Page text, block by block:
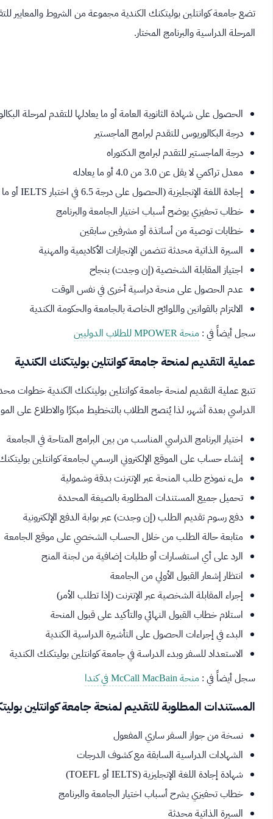
تضع جامعة كوانتلين بوليتكنك الكندية مجموعة من الشروط
المرحلة الدراسية والبرنامج المختار.
الحصول على شهادة الثانوية العامة أو ما يعادلها للتقدم لمرحلة
درجة البكالوريوس للتقدم لبرامج الماجستير
درجة الماجستير للتقدم لبرامج الدكتوراه
معدل تراكمي لا يقل عن 3.0 من 4.0 أو ما يعادله
إجادة اللغة الإنجليزية (الحصول على درجة 6.5 في اختبار IELTS أو ما يعادلها)
خطاب تحفيزي يوضح أسباب اختيار الجامعة والبرنامج
خطابات توصية من أساتذة أو مشرفين سابقين
السيرة الذاتية محدثة تتضمن الإنجازات الأكاديمية والمهنية
اجتياز المقابلة الشخصية (إن وجدت) بنجاح
عدم الحصول على منحة دراسية أخرى في نفس الوقت
الالتزام بالقوانين واللوائح الخاصة بالجامعة والحكومة الكندية
سجل أيضاً في : منحة MPOWER للطلاب الدوليين
عملية التقديم لمنحة جامعة كوانتلين بوليتكنك الكندية
تتبع عملية التقديم لمنحة جامعة كوانتلين بوليتكنك الكندية خطوات
الدراسي بعدة أشهر، لذا يُنصح الطلاب بالتخطيط مبكرًا والاطلاع على
اختيار البرنامج الدراسي المناسب من بين البرامج المتاحة في الجامعة
إنشاء حساب على الموقع الإلكتروني الرسمي لجامعة كوانتلين
ملء نموذج طلب المنحة عبر الإنترنت بدقة وشمولية
تحميل جميع المستندات المطلوبة بالصيغة المحددة
دفع رسوم تقديم الطلب (إن وجدت) عبر بوابة الدفع الإلكترونية
متابعة حالة الطلب من خلال الحساب الشخصي على موقع الجامعة
الرد على أي استفسارات أو طلبات إضافية من لجنة المنح
انتظار إشعار القبول الأولي من الجامعة
إجراء المقابلة الشخصية عبر الإنترنت (إذا تطلب الأمر)
استلام خطاب القبول النهائي والتأكيد على قبول المنحة
البدء في إجراءات الحصول على التأشيرة الدراسية الكندية
الاستعداد للسفر وبدء الدراسة في جامعة كوانتلين بوليتكنك الكندية
سجل أيضاً في : منحة McCall MacBain في كندا
المستندات المطلوبة للتقديم لمنحة جامعة كوانتلين
نسخة من جواز السفر ساري المفعول
الشهادات الدراسية السابقة مع كشوف الدرجات
شهادة إجادة اللغة الإنجليزية (IELTS أو TOEFL)
خطاب تحفيزي يشرح أسباب اختيار الجامعة والبرنامج
السيرة الذاتية محدثة